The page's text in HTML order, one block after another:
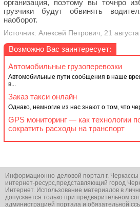
организация, поэтому вы точнро
грузчики будут обвинять
наоборот.
Источник: Алексей Петрович, 21
Возможно Вас заинтересует:
Автомобильные грузоперевозки
Автомобильные пути сообщения в наше
в...
Заказ такси онлайн
Однако, немногие из нас знают о том, что
GPS мониторинг — как технологии
сократить расходы на транспорт
Информационно-деловой портал г. Черкассы
интернет-ресурс,представляющий город
Интернет. Использование материалов в
допускается только при предварительном
администрацией портала и обязательной